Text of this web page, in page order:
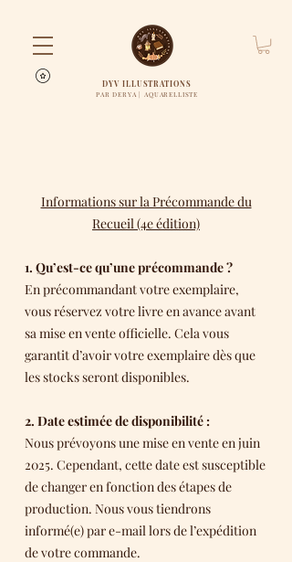
DYV ILLUSTRATIONS
PAR DERYA | AQUARELLISTE
Informations sur la Précommande du
Recueil (4e édition)
1. Qu’est-ce qu’une précommande ?
En précommandant votre exemplaire,
vous réservez votre livre en avance avant
sa mise en vente officielle. Cela vous
garantit d’avoir votre exemplaire dès que
les stocks seront disponibles.
2. Date estimée de disponibilité :
Nous prévoyons une mise en vente en juin
2025. Cependant, cette date est susceptible
de changer en fonction des étapes de
production. Nous vous tiendrons
informé(e) par e-mail lors de l’expédition
de votre commande.